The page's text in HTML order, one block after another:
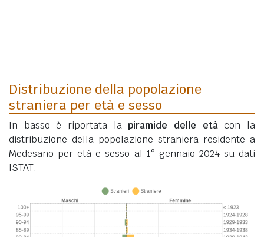
Distribuzione della popolazione
straniera per età e sesso
In basso è riportata lapiramide delle etàcon la
distribuzione della popolazione straniera residente a
Medesano per età e sesso al 1° gennaio 2024 su dati
ISTAT.